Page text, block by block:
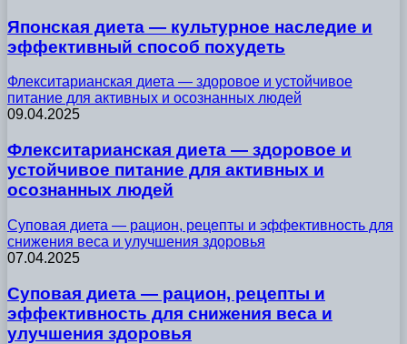
Японская диета — культурное наследие и
эффективный способ похудеть
Флекситарианская диета — здоровое и устойчивое
питание для активных и осознанных людей
09.04.2025
Флекситарианская диета — здоровое и
устойчивое питание для активных и
осознанных людей
Суповая диета — рацион, рецепты и эффективность для
снижения веса и улучшения здоровья
07.04.2025
Суповая диета — рацион, рецепты и
эффективность для снижения веса и
улучшения здоровья